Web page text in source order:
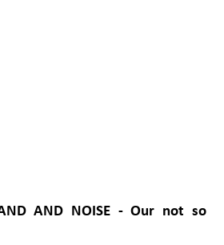
AND NOISE - Our not so